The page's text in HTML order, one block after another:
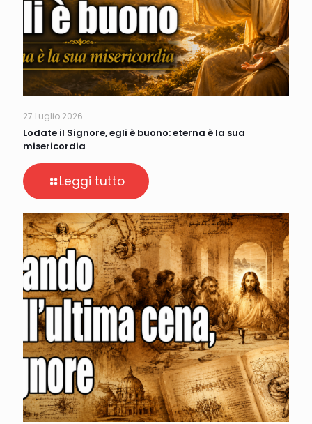
27 Luglio 2026
Lodate il Signore, egli è buono: eterna è la sua
misericordia
Leggi tutto